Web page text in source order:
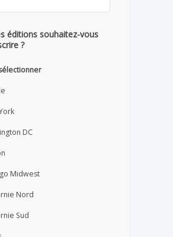
éditions souhaitez-vous
?
DC
Midwest
Nord
Sud